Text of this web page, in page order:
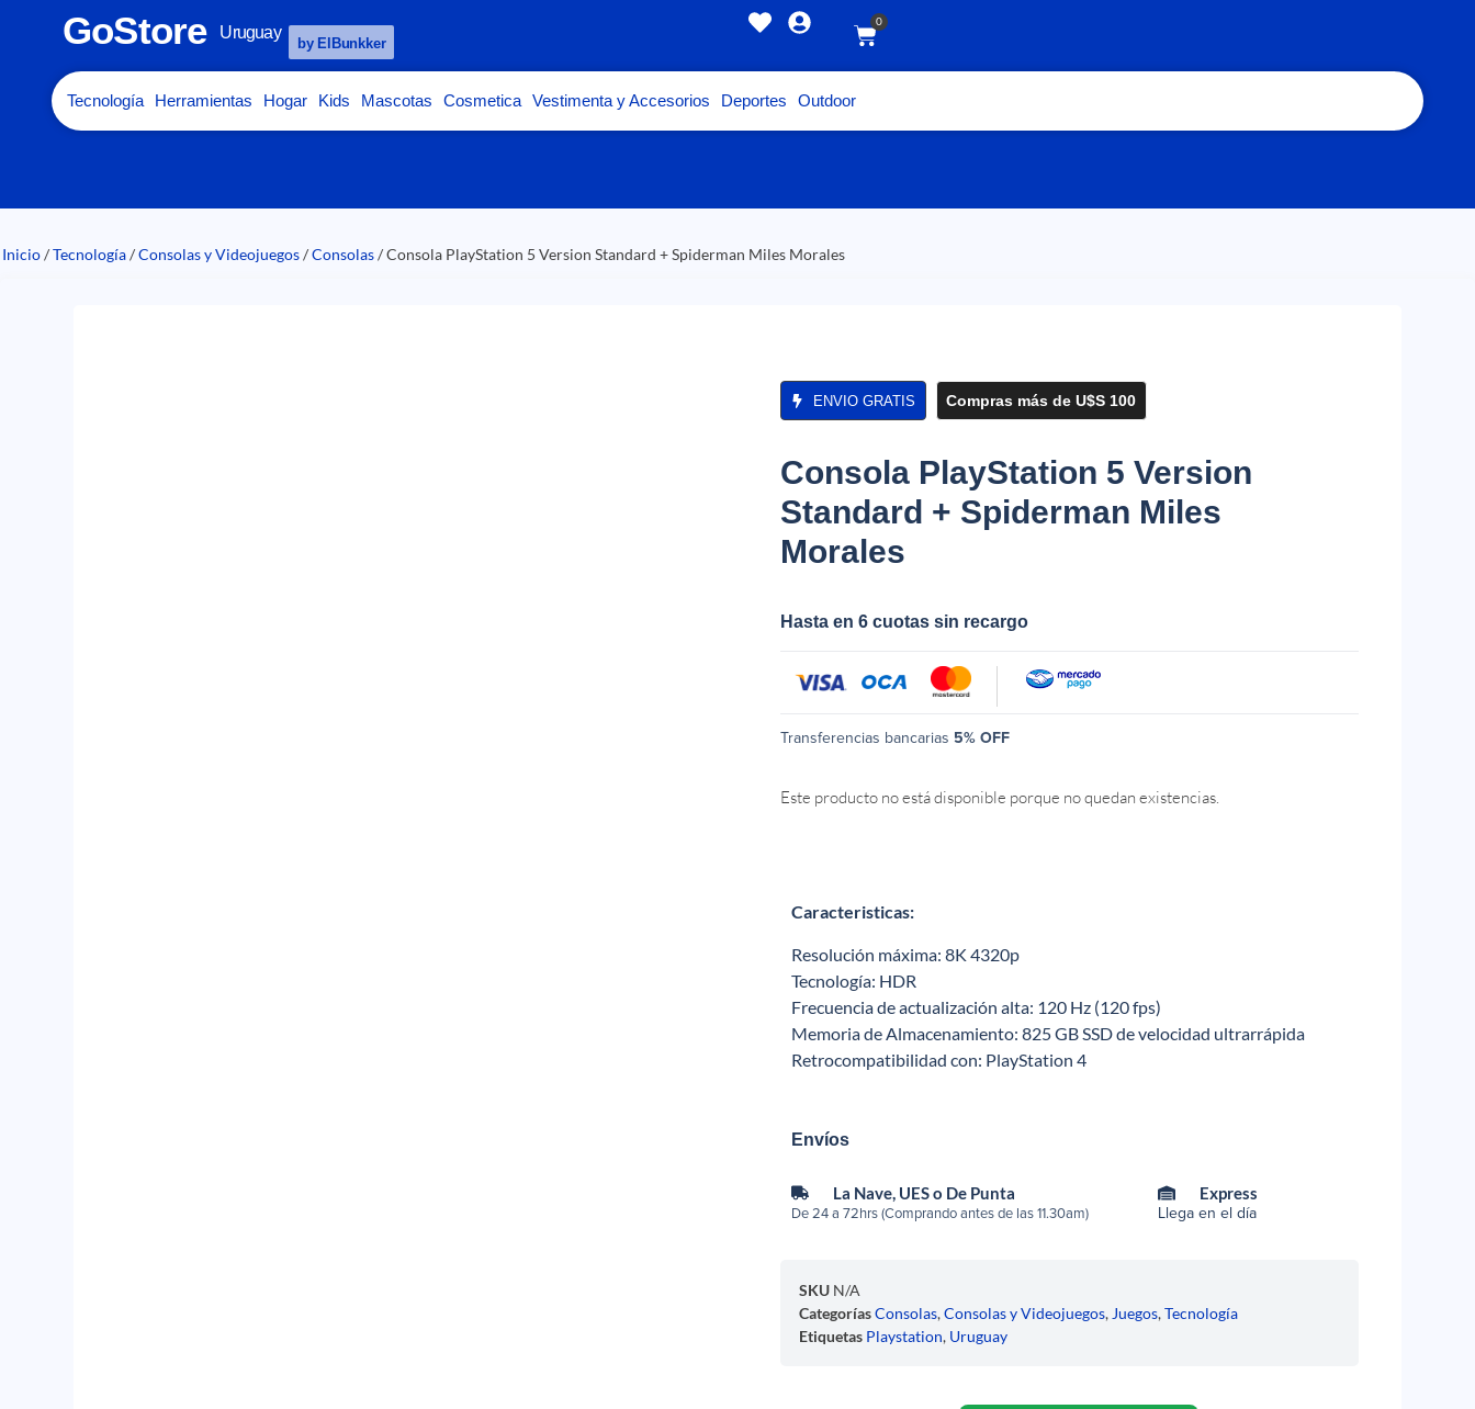
GoStore Uruguay
by ElBunkker
0
Tecnología Herramientas Hogar Kids Mascotas Cosmetica Vestimenta y Accesorios Deportes Outdoor
Inicio/Tecnología/Consolas y Videojuegos/Consolas/ Consola PlayStation 5 Version Standard + Spiderman Miles Morales
ENVIO GRATIS Compras más de U$S 100
Consola PlayStation 5 Version
Standard + Spiderman Miles
Morales
Hasta en 6 cuotas sin recargo
Transferencias bancarias 5% OFF
Este producto no está disponible porque no quedan existencias.
Caracteristicas:
Resolución máxima: 8K 4320p
Tecnología: HDR
Frecuencia de actualización alta: 120 Hz (120 fps)
Memoria de Almacenamiento: 825 GB SSD de velocidad ultrarrápida
Retrocompatibilidad con: PlayStation 4
Envíos
La Nave, UES o De Punta
De 24 a 72hrs (Comprando antes de las 11.30am)
Express
Llega en el día
SKU N/A
CategoríasConsolas,Consolas y Videojuegos, Juegos,Tecnología
Etiquetas Playstation, Uruguay